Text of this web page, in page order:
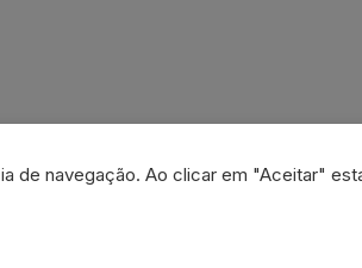
de navegação. Ao clicar em "Aceitar"